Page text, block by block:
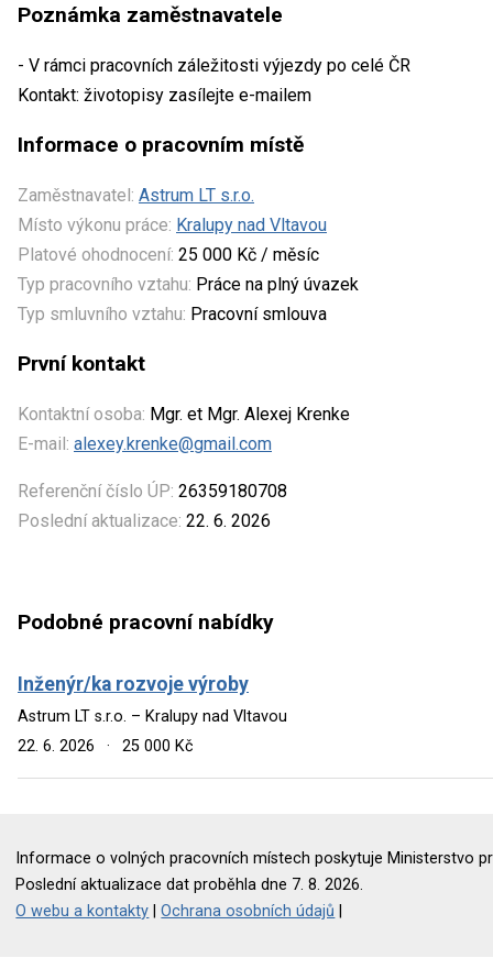
Poznámka zaměstnavatele
- V rámci pracovních záležitosti výjezdy po celé ČR
Kontakt: životopisy zasílejte e-mailem
Informace o pracovním místě
Zaměstnavatel: Astrum LT s.r.o.
Místo výkonu práce: Kralupy nad Vltavou
Platové ohodnocení: 25 000 Kč / měsíc
Typ pracovního vztahu: Práce na plný úvazek
Typ smluvního vztahu: Pracovní smlouva
První kontakt
Kontaktní osoba: Mgr. et Mgr. Alexej Krenke
E-mail: alexey.krenke@gmail.com
Referenční číslo ÚP: 26359180708
Poslední aktualizace: 22. 6. 2026
Podobné pracovní nabídky
Inženýr/ka rozvoje výroby
Astrum LT s.r.o. – Kralupy nad Vltavou
22. 6. 2026
· 25 000 Kč
Informace o volných pracovních místech poskytuje Ministerstvo
Poslední aktualizace dat proběhla dne 7. 8. 2026.
O webu a kontakty |Ochrana osobních údajů